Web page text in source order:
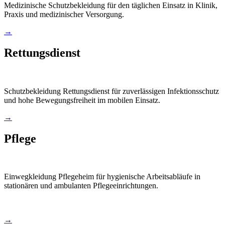
Medizinische Schutzbekleidung für den täglichen Einsatz in Klinik,
Praxis und medizinischer Versorgung.
→
Rettungsdienst
Schutzbekleidung Rettungsdienst für zuverlässigen Infektionsschutz
und hohe Bewegungsfreiheit im mobilen Einsatz.
→
Pflege
Einwegkleidung Pflegeheim für hygienische Arbeitsabläufe in
stationären und ambulanten Pflegeeinrichtungen.
→